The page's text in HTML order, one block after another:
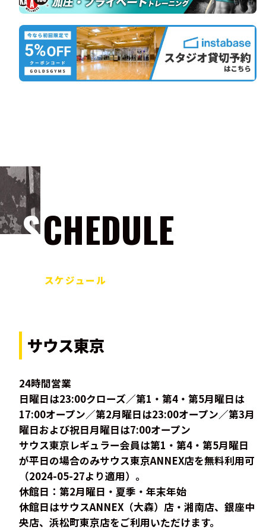
SCHEDULE
スケジュール
サウス東京
24時間営業
日曜日は23:00クローズ／第1・第4・第5月曜日は
17:00オープン／第2月曜日は23:00オープン／第3月
曜日および祝日月曜日は7:00オープン
サウス東京レギュラー会員は第1・第4・第5月曜日
が平日の場合のみサウス東京ANNEX店を無料利用可
（2024-05-27より適用）。
休館日：第2月曜日・夏季・年末年始
休館日はサウスANNEX（大森）店・湘南店、銀座中
央店、浜松町東京店をご利用いただけます。